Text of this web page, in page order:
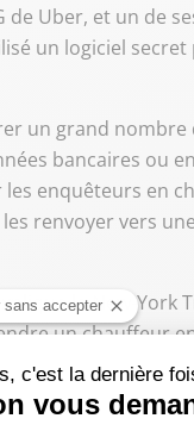
de Uber, et un de
un logiciel
un grand
bancaires ou
enquêteurs en
renvoyer vers
le New-York
un chauffeur
de la